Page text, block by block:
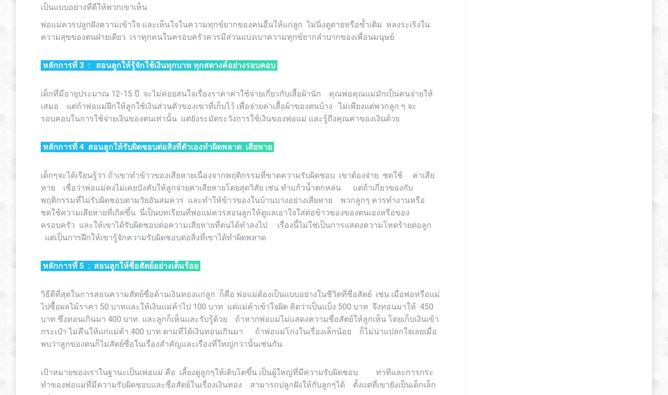
เป็นแบบอย่างที่ดีให้พวกเขาเห็น
พ่อแม่ควรปลูกฝังความเข้าใจ และเห็นใจในความทุกข์ยากของคนอื่นให้แก่ลูก ไม่นิ่งดูดายหรือซ้ำเติม หลงระเริงใน
ความสุขของตนฝ่ายเดียว เราทุกคนในครอบครัวควรมีส่วนแบ่งเบาความทุกข์ยากลำบากของเพื่อนมนุษย์
หลักการที่ 3 : สอนลูกให้รู้จักใช้เงินทุกบาท ทุกสตางค์อย่างรอบคอบ
เด็กที่มีอายุประมาณ 12-15 ปี จะไม่ค่อยสนใจเรื่องราคาค่าใช้จ่ายเกี่ยวกับเสื้อผ้านัก คุณพ่อคุณแม่มักเป็นคนจ่ายให้
เสมอ แต่ถ้าพ่อแม่ฝึกให้ลูกใช้เงินส่วนตัวของเขาที่เก็บไว้ เพื่อจ่ายค่าเสื้อผ้าของตนบ้าง ไม่เพียงแต่พวกลูก ๆ จะ
รอบคอบในการใช้จ่ายเงินของตนเท่านั้น แต่ยังระมัดระวังการใช้เงินของพ่อแม่ และรู้ถึงคุณค่าของเงินด้วย
หลักการที่ 4 สอนลูกให้รับผิดชอบต่อสิ่งที่ตัวเองทำผิดพลาด เสียหาย
เด็กๆจะได้เรียนรู้ว่า ถ้าเขาทำข้าวของเสียหายเนื่องจากพฤติกรรมที่ขาดความรับผิดชอบ เขาต้องจ่าย ชดใช้ ค่าเสีย
หาย เชื่อว่าพ่อแม่คงไม่เคยบังคับให้ลูกจ่ายค่าเสียหายโดยสุดวิสัย เช่น ทำแก้วน้ำตกหล่น แต่ถ้าเกี่ยวของกับ
พฤติกรรมที่ไม่รับผิดชอบตามวัยอันสมควร และทำให้ข้าวของในบ้านบางอย่างเสียหาย พวกลูกๆ ควรทำงานหรือ
ชดใช้ความเสียหายที่เกิดขึ้น นี่เป็นบทเรียนที่พ่อแม่ควรสอนลูกให้ดูแลเอาใจใส่ต่อข้าวของของตนเองหรือของ
ครอบครัว และให้เขาได้รับผิดชอบต่อความเสียหายที่ตนได้ทำลงไป เรื่องนี้ไม่ใช่เป็นการแสดงความโหดร้ายต่อลูก
แต่เป็นการฝึกให้เขารู้จักความรับผิดชอบต่อสิ่งที่เขาได้ทำผิดพลาด
หลักการที่ 5 : สอนลูกให้ซื่อสัตย์อย่างเต็มร้อย
วิธีดีที่สุดในการสอนความสัตย์ซื่อด้านเงินทองแก่ลูก ก็คือ พ่อแม่ต้องเป็นแบบอย่างในชีวิตที่ซื่อสัตย์ เช่น เมื่อพ่อหรือแม่
ไปซื้อผลไม้ราคา 50 บาทและให้เงินแม่ค้าไป 100 บาท แต่แม่ค้าเข้าใจผิด คิดว่าเป็นแบ็ง 500 บาท จึงทอนมาให้ 450
บาท ซึ่งทอนเกินมา 400 บาท และลูกก็เห็นและรับรู้ด้วย ถ้าหากพ่อแม่ไม่แสดงความซื่อสัตย์ให้ลูกเห็น โดยเก็บเงินเข้า
กระเป๋า ไม่คืนให้แก่แม่ค้า 400 บาท ตามที่ได้เงินทอนเกินมา ถ้าพ่อแม่โกงในเรื่องเล็กน้อย ก็ไม่น่าแปลกใจเลยเมื่อ
พบว่าลูกของตนก็ไม่สัตย์ซื่อในเรื่องสำคัญและเรื่องที่ใหญ่กว่านั้นเช่นกัน
เป้าหมายของเราในฐานะเป็นเพ่อแม่ คือ เลี้ยงดูลูกๆให้เติบโตขึ้น เป็นผู้ใหญ่ที่มีความรับผิดชอบ ท่าทีและการกระ
ทำของพ่อแม่ที่มีความรับผิดชอบและซื่อสัตย์ในเรื่องเงินทอง สามารถปลูกฝังให้กับลูกๆได้ ตั้งแต่ที่เขายังเป็นเด็กเล็ก